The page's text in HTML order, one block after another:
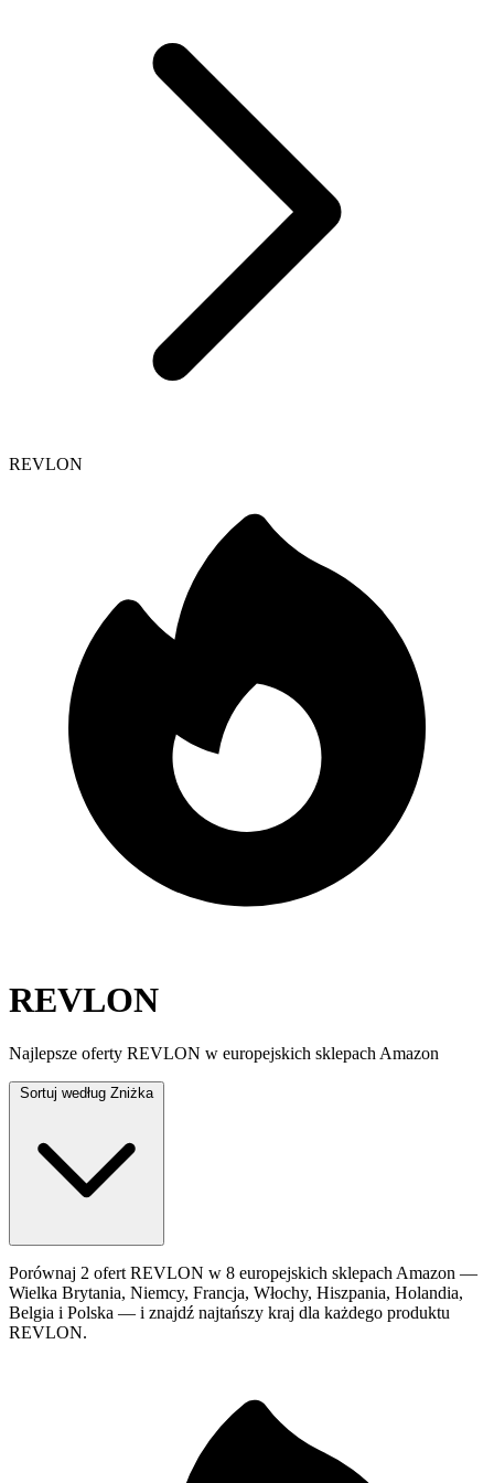
REVLON
REVLON
Najlepsze oferty REVLON w europejskich sklepach Amazon
Sortuj według Zniżka
Porównaj 2 ofert REVLON w 8 europejskich sklepach Amazon —
Wielka Brytania, Niemcy, Francja, Włochy, Hiszpania, Holandia,
Belgia i Polska — i znajdź najtańszy kraj dla każdego produktu
REVLON.